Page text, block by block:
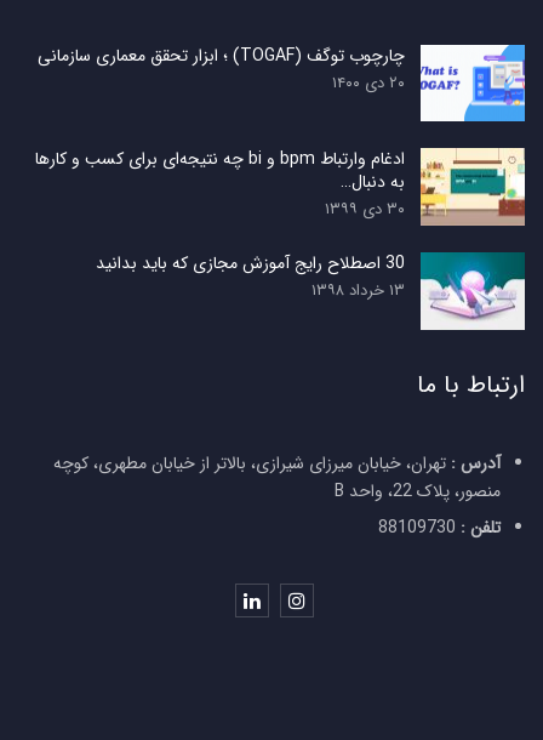
چارچوب توگف (TOGAF) ؛ ابزار تحقق معماری سازمانی
۲۰ دی ۱۴۰۰
ادغام وارتباط bpm و bi چه نتیجه‌ای برای کسب و کارها
به دنبال…
۳۰ دی ۱۳۹۹
30 اصطلاح رایج آموزش مجازی که باید بدانید
۱۳ خرداد ۱۳۹۸
ارتباط با ما
آدرس : تهران، خیابان میرزای شیرازی، بالاتر از خیابان مطهری، کوچه
منصور، پلاک 22، واحد B
تلفن :